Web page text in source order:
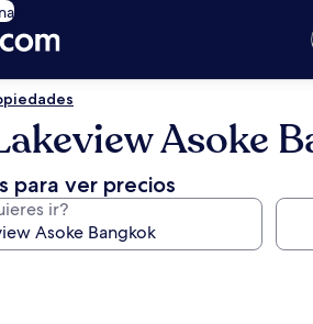
Asoke
para ver precios
ir?